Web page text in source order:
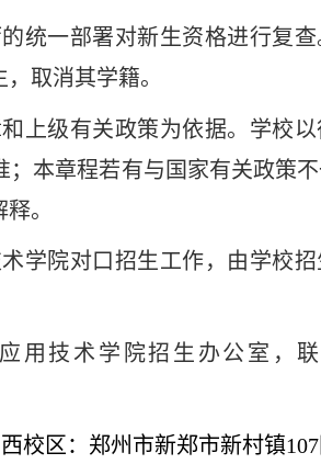
统一部署对新生资格进行复
取消其学籍。
上级有关政策为依据。学校
本章程若有与国家有关政策
。
学院对口招生工作，由学校
用技术学院招生办公室，
校区：郑州市新郑市新村镇